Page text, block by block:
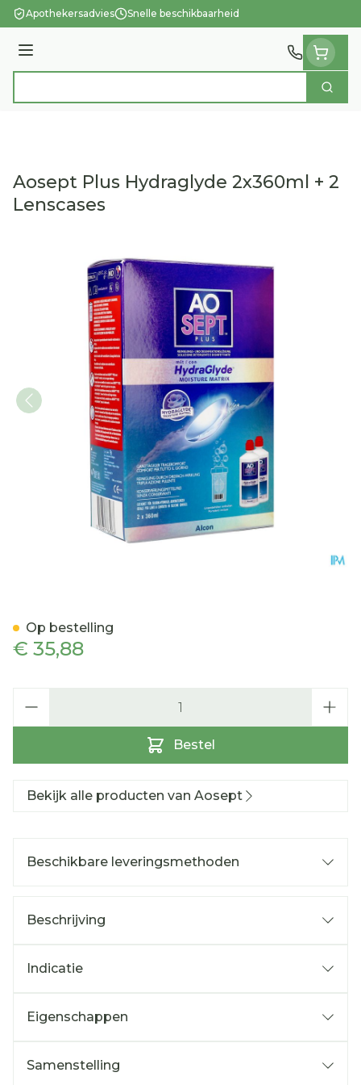
Ga naar de inhoud
Apothekersadvies Snelle beschikbaarheid
Menu
Zoek
Aosept Plus Hydraglyde 2x360ml + 2
Lenscases
€ 35,88
Bestel
Op bestelling
Bekijk alle producten van Aosept
Beschikbare leveringsmethoden
Beschrijving
Indicatie
Eigenschappen
Samenstelling